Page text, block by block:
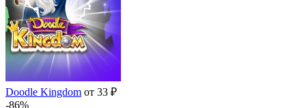
Doodle Kingdom от 33 ₽
-86%